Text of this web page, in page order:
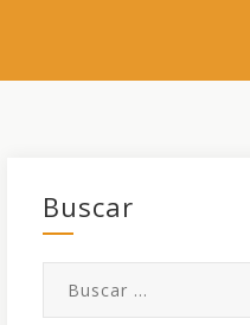
Buscar